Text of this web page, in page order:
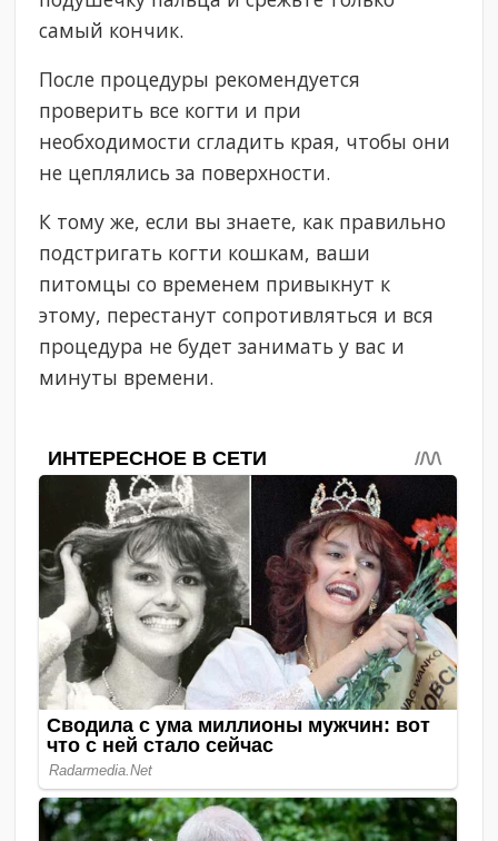
самый кончик.
После процедуры рекомендуется
проверить все когти и при
необходимости сгладить края, чтобы они
не цеплялись за поверхности.
К тому же, если вы знаете, как правильно
подстригать когти кошкам, ваши
питомцы со временем привыкнут к
этому, перестанут сопротивляться и вся
процедура не будет занимать у вас и
минуты времени.